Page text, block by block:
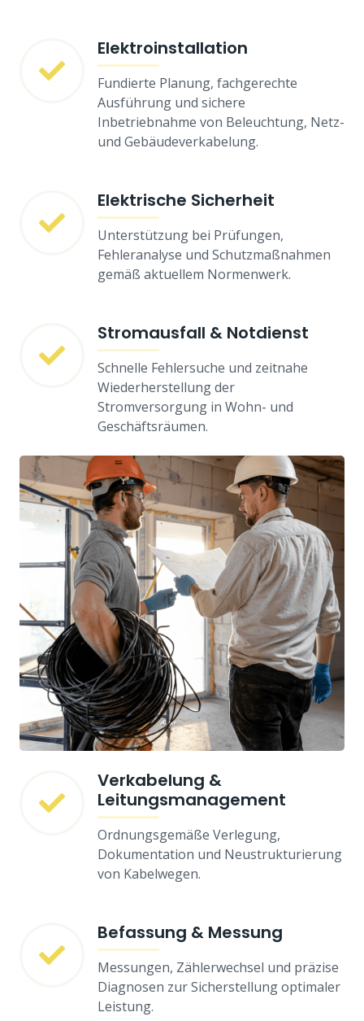
Elektroinstallation
Fundierte Planung, fachgerechte
Ausführung und sichere
Inbetriebnahme von Beleuchtung, Netz-
und Gebäudeverkabelung.
Elektrische Sicherheit
Unterstützung bei Prüfungen,
Fehleranalyse und Schutzmaßnahmen
gemäß aktuellem Normenwerk.
Stromausfall & Notdienst
Schnelle Fehlersuche und zeitnahe
Wiederherstellung der
Stromversorgung in Wohn- und
Geschäftsräumen.
Verkabelung &
Leitungsmanagement
Ordnungsgemäße Verlegung,
Dokumentation und Neustrukturierung
von Kabelwegen.
Befassung & Messung
Messungen, Zählerwechsel und präzise
Diagnosen zur Sicherstellung optimaler
Leistung.